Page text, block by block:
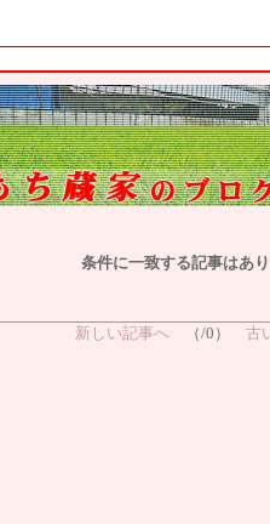
条件に一致する記事はあ
新しい記事へ（/0） 古